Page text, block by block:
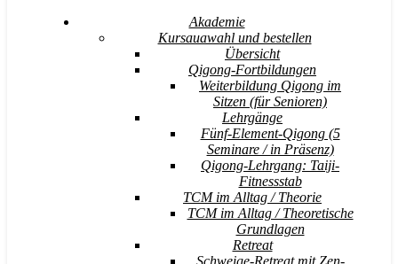
Akademie
Kursauawahl und bestellen
Übersicht
Qigong-Fortbildungen
Weiterbildung Qigong im
Sitzen (für Senioren)
Lehrgänge
Fünf-Element-Qigong (5
Seminare / in Präsenz)
Qigong-Lehrgang: Taiji-
Fitnessstab
TCM im Alltag / Theorie
TCM im Alltag / Theoretische
Grundlagen
Retreat
Schweige-Retreat mit Zen-